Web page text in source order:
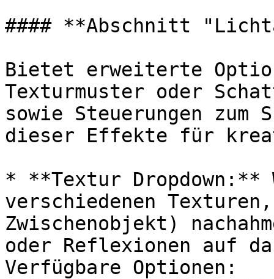
#### **Abschnitt
Bietet erweiterte
Texturmuster oder
sowie Steuerungen
dieser Effekte für
* **Textur Dropdown:**
verschiedenen
Zwischenobjekt)
oder Reflexionen auf
Verfügbare Optionen: